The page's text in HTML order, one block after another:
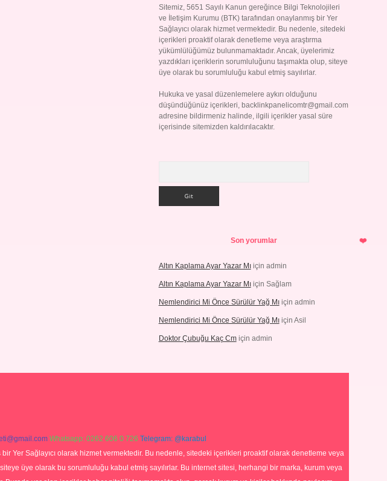
Sitemiz, 5651 Sayılı Kanun gereğince Bilgi Teknolojileri
ve İletişim Kurumu (BTK) tarafından onaylanmış bir Yer
Sağlayıcı olarak hizmet vermektedir. Bu nedenle, sitedeki
içerikleri proaktif olarak denetleme veya araştırma
yükümlülüğümüz bulunmamaktadır. Ancak, üyelerimiz
yazdıkları içeriklerin sorumluluğunu taşımakta olup, siteye
üye olarak bu sorumluluğu kabul etmiş sayılırlar.
Hukuka ve yasal düzenlemelere aykırı olduğunu
düşündüğünüz içerikleri, backlinkpanelicomtr@gmail.com
adresine bildirmeniz halinde, ilgili içerikler yasal süre
içerisinde sitemizden kaldırılacaktır.
Son yorumlar
Altın Kaplama Ayar Yazar Mıiçin admin
Altın Kaplama Ayar Yazar Mıiçin Sağlam
Nemlendirici Mi Önce Sürülür Yağ Mıiçin admin
Nemlendirici Mi Önce Sürülür Yağ Mıiçin Asil
Doktor Çubuğu Kaç Cmiçin admin
Whatsapp: 0262 606 0 726 Telegram: @karabul
Yer Sağlayıcı olarak hizmet vermektedir. Bu nedenle, sitedeki içerikleri proaktif olarak denetleme veya
üye olarak bu sorumluluğu kabul etmiş sayılırlar. Bu internet sitesi, herhangi bir marka, kurum veya